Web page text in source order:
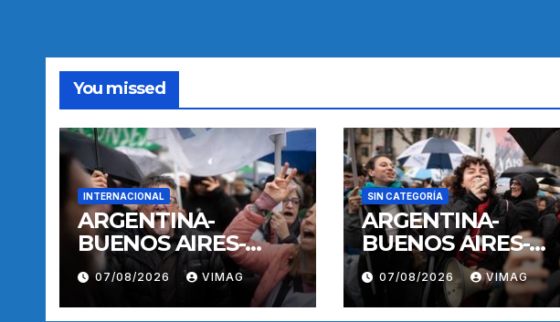
You missed
INTERNACIONAL
ARGENTINA-
BUENOS AIRES-
MANIFESTACION
07/08/2026 VIMAG
SIN CATEGORÍA
ARGENTINA-
BUENOS AIRES-
MANIFESTACION
07/08/2026 VIMAG